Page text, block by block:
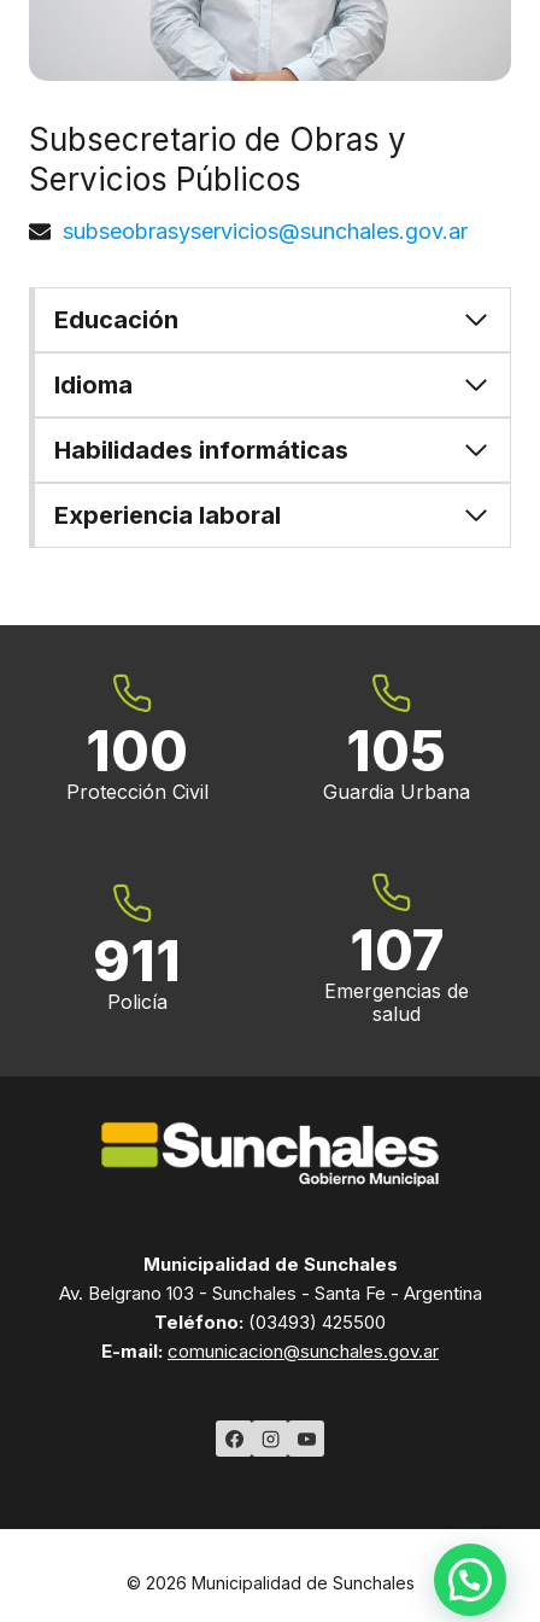
Subsecretario de Obras y
Servicios Públicos
subseobrasyservicios@sunchales.gov.ar
Educación
Idioma
Habilidades informáticas
Experiencia laboral
100
Protección Civil
105
Guardia Urbana
911
Policía
107
Emergencias de
salud
Municipalidad de Sunchales
Av. Belgrano 103 - Sunchales - Santa Fe - Argentina
Teléfono: (03493) 425500
E-mail: comunicacion@sunchales.gov.ar
© 2026 Municipalidad de Sunchales